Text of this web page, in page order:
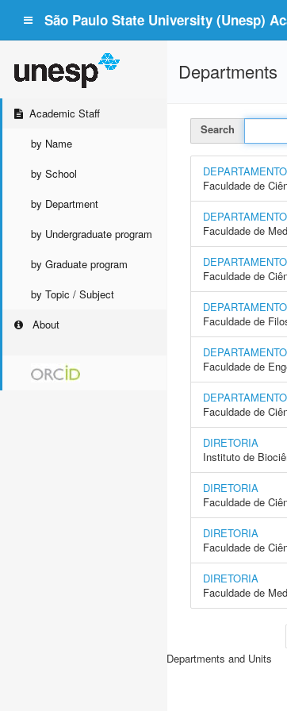
São Paulo State University (Unesp)
Academic Staff
by Name
by School
by Department
by Undergraduate program
by Graduate program
by Topic / Subject
About
Departments
Search
Faculdade de
Faculdade de
Faculdade de
Faculdade de
Faculdade de
Faculdade de
DIRETORIA
Instituto de
DIRETORIA
Faculdade de
DIRETORIA
Faculdade de
DIRETORIA
Faculdade de
Departments and Units